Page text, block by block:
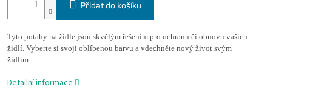
Přidat do košíku
Tyto potahy na židle jsou skvělým řešením pro ochranu či obnovu vašich
židlí. Vyberte si svoji oblíbenou barvu a vdechněte nový život svým
židlím.
Detailní informace